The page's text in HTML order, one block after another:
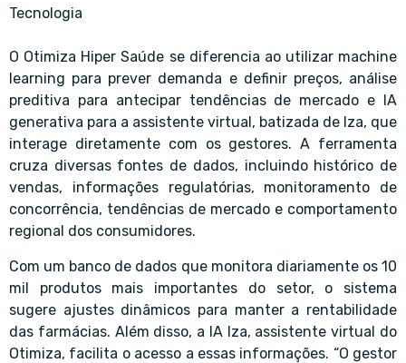
Tecnologia
O Otimiza Hiper Saúde se diferencia ao utilizar machine
learning para prever demanda e definir preços, análise
preditiva para antecipar tendências de mercado e IA
generativa para a assistente virtual, batizada de Iza, que
interage diretamente com os gestores. A ferramenta
cruza diversas fontes de dados, incluindo histórico de
vendas, informações regulatórias, monitoramento de
concorrência, tendências de mercado e comportamento
regional dos consumidores.
Com um banco de dados que monitora diariamente os 10
mil produtos mais importantes do setor, o sistema
sugere ajustes dinâmicos para manter a rentabilidade
das farmácias. Além disso, a IA Iza, assistente virtual do
Otimiza, facilita o acesso a essas informações. “O gestor